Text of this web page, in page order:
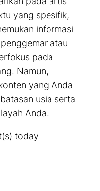
yang spesifik,
informasi
atau
pada
Namun,
yang Anda
usia serta
Anda.
today